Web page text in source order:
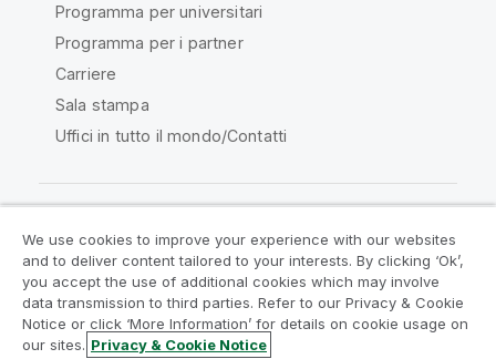
Programma per universitari
Programma per i partner
Carriere
Sala stampa
Uffici in tutto il mondo/Contatti
Qlik Community
Contratti
Termini del prodotto
Legal Policies
Note Legali
We use cookies to improve your experience with our websites
and to deliver content tailored to your interests. By clicking ‘Ok’,
you accept the use of additional cookies which may involve
data transmission to third parties. Refer to our Privacy & Cookie
Notice or click ‘More Information’ for details on cookie usage on
our sites. Privacy & Cookie Notice